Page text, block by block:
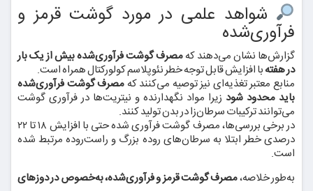
شواهد علمی در مورد گوشت قرمز و
فرآوری‌شده
گزارش‌ها نشان می‌دهند کهمصرف گوشت فرآوری‌شده بیش از یک بار
در هفتهبا افزایش قابل توجه خطر نئوپلاسم کولورکتال همراه است.
منابع معتبر تغذیه‌ای نیز توصیه می‌کنند که مصرف گوشت فرآوری‌شده
باید محدود شود زیرا مواد نگهدارنده و نیتریت‌ها در فرآوری گوشت
می‌توانند ترکیبات سرطان‌زا در بدن تولید کنند.
در برخی بررسی‌ها، مصرف گوشت فرآوری شده حتی با افزایش ۱۸ تا ۲۲
درصدی خطر ابتلا به سرطان‌های روده بزرگ و راست‌روده مرتبط شده
است.
به‌طور خلاصه،مصرف گوشت قرمز و فرآوری‌شده، به‌خصوص در دوزهای